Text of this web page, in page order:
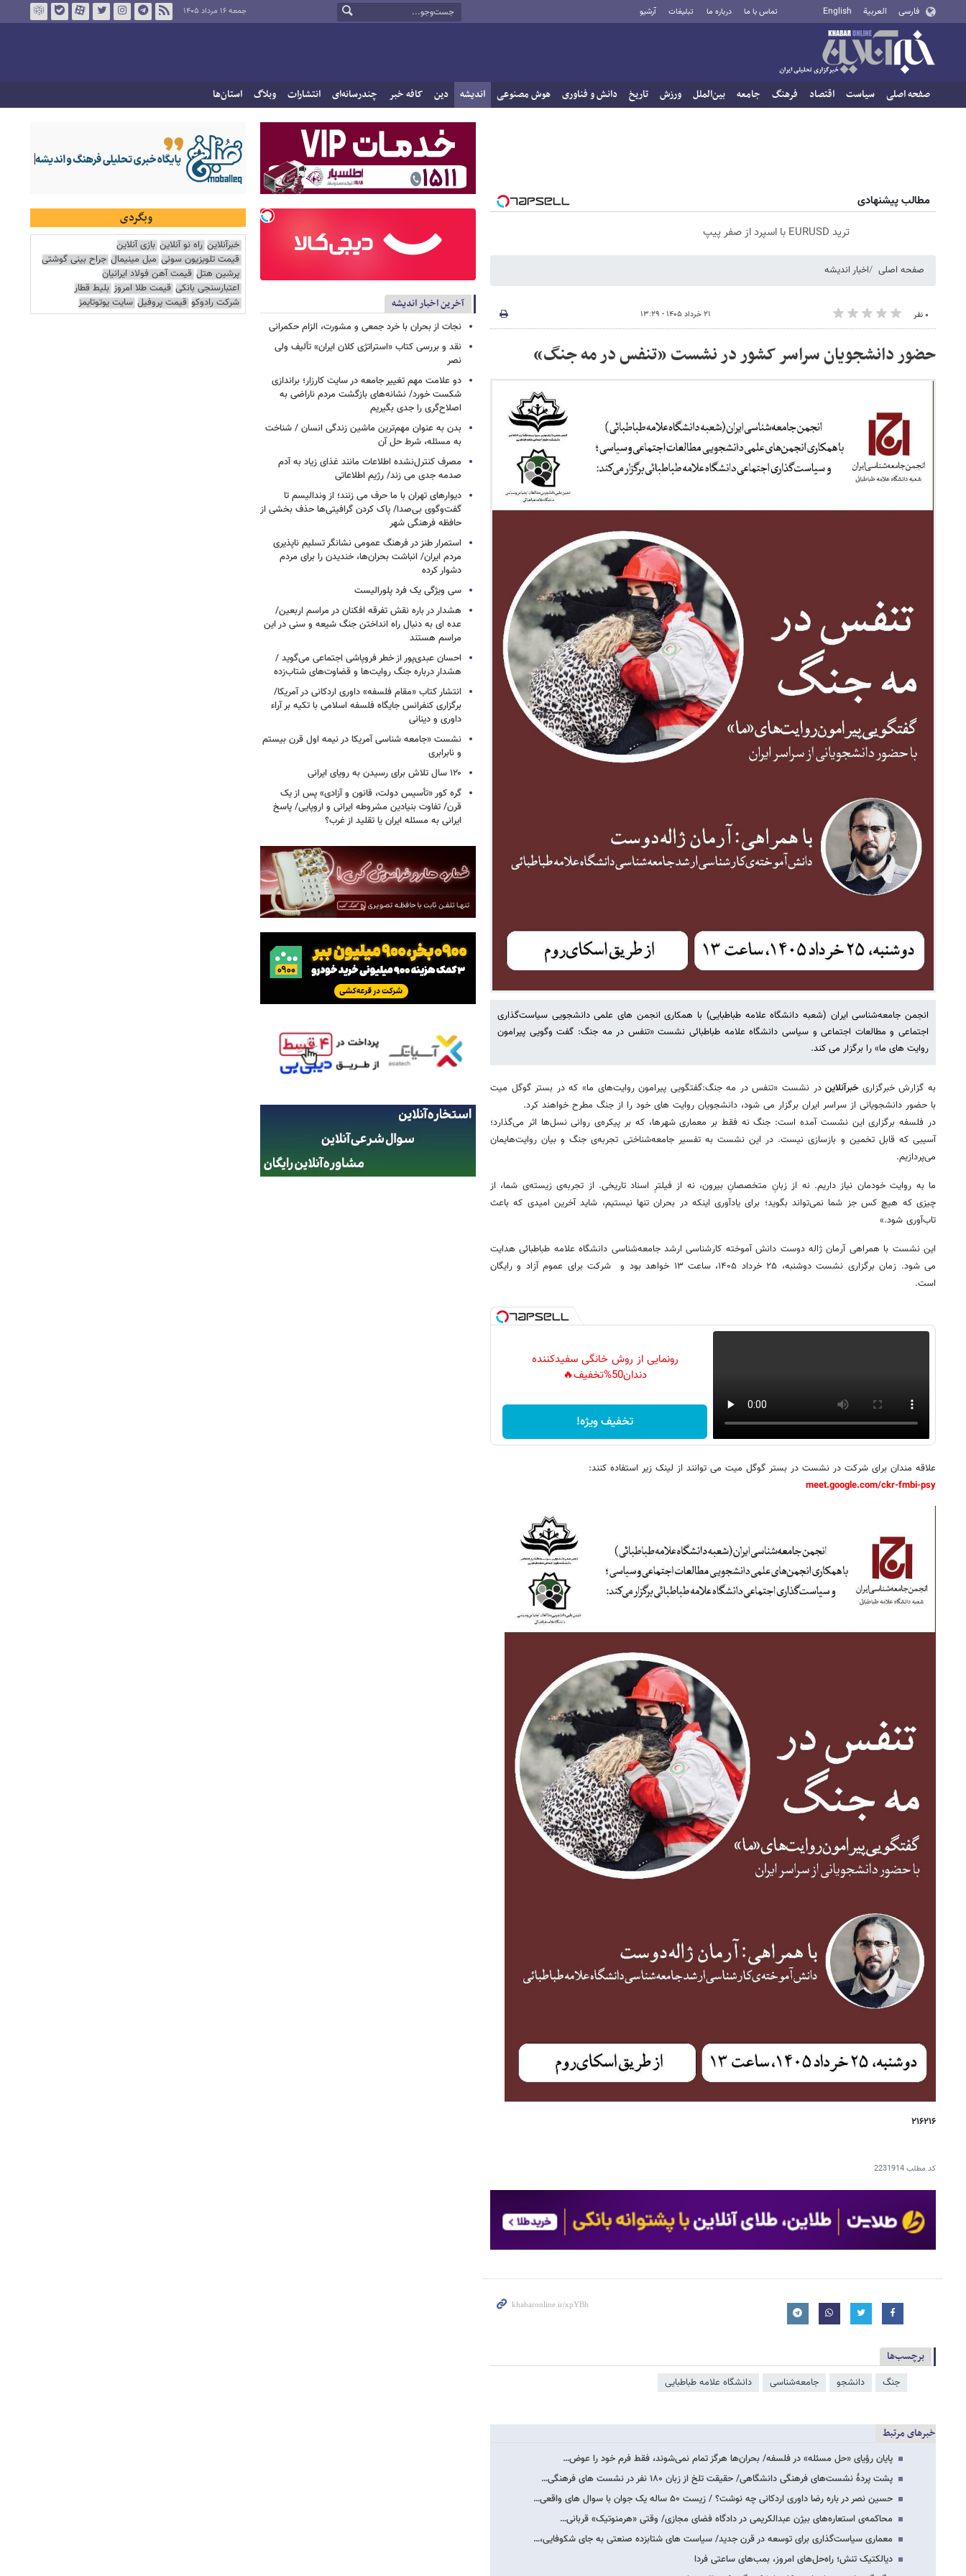
فارسی العربية English تماس با ما درباره ما تبلیغات آرشیو جمعه ۱۶ مرداد ۱۴۰۵
صفحه اصلی سیاست اقتصاد فرهنگ جامعه بین‌الملل ورزش تاریخ دانش و فناوری هوش مصنوعی اندیشه دین کافه خبر چندرسانه‌ای انتشارات وبلاگ استان‌ها
مطالب پیشنهادی
ترید EURUSD با اسپرد از صفر پیپ
صفحه اصلی اخبار اندیشه
۰ نفر ۲۱ خرداد ۱۴۰۵ - ۱۳:۲۹
حضور دانشجویان سراسر کشور در نشست «تنفس در مه جنگ»
انجمن جامعه‌شناسی ایران (شعبه دانشگاه علامه طباطبایی) با همکاری انجمن های علمی دانشجویی سیاست‌گذاری
اجتماعی و مطالعات اجتماعی و سیاسی دانشگاه علامه طباطبائی نشست «تنفس در مه جنگ: گفت وگویی پیرامون
روایت های ما» را برگزار می کند.
به گزارش خبرگزاریخبرآنلایندر نشست «تنفس در مه جنگ:گفتگویی پیرامون روایت‌های ما» که در بستر گوگل میت
با حضور دانشجویانی از سراسر ایران برگزار می شود، دانشجویان روایت های خود را از جنگ مطرح خواهند کرد.
در فلسفه برگزاری این نشست آمده است: جنگ نه فقط بر معماری شهرها، که بر پیکره‌ی روانی نسل‌ها اثر می‌گذارد؛
آسیبی که قابل تخمین و بازسازی نیست. در این نشست به تفسیر جامعه‌شناختی تجربه‌ی جنگ و بیان روایت‌هایمان
می‌پردازیم.
ما به روایت خودمان نیاز داریم. نه از زبانِ متخصصانِ بیرون، نه از فیلترِ اسناد تاریخی. از تجربه‌ی زیسته‌ی شما، از
چیزی که هیچ کس جز شما نمی‌تواند بگوید؛ برای یادآوری اینکه در بحران تنها نیستیم، شاید آخرین امیدی که باعث
تاب‌آوری شود.»
این نشست با همراهی آرمان ژاله دوست دانش آموخته کارشناسی ارشد جامعه‌شناسی دانشگاه علامه طباطبائی هدایت
می شود. زمان برگزاری نشست دوشنبه، ۲۵ خرداد ۱۴۰۵، ساعت ۱۳ خواهد بود و شرکت برای عموم آزاد و رایگان
است.
رونمایی از روش خانگی سفیدکننده
دندان50%تخفیف🔥
تخفیف ویژه!
علاقه مندان برای شرکت در نشست در بستر گوگل میت می توانند از لینک زیر استفاده کنند:
meet.google.com/ckr-fmbi-psy
۲۱۶۲۱۶
کد مطلب2231914
برچسب‌ها
جنگ دانشجو جامعه‌شناسی دانشگاه علامه طباطبایی
خبرهای مرتبط
پایان رؤیای «حل مسئله» در فلسفه/ بحران‌ها هرگز تمام نمی‌شوند، فقط فرم خود را عوض…
پشت پردهٔ نشست‌های فرهنگی دانشگاهی/ حقیقت تلخ از زبان ۱۸۰ نفر در نشست های فرهنگی…
حسین نصر در باره رضا داوری اردکانی چه نوشت؟ / زیست ۵۰ ساله یک جوان با سوال های واقعی…
محاکمه‌ی استعاره‌های بیژن عبدالکریمی در دادگاه فضای مجازی/ وقتی «هرمنوتیک» قربانی…
معماری سیاست‌گذاری برای توسعه در قرن جدید/ سیاست های شتابزده صنعتی به جای شکوفایی،…
دیالکتیک تنش؛ راه‌حل‌های امروز، بمب‌های ساعتی فردا
آخرین اخبار اندیشه
نجات از بحران با خرد جمعی و مشورت، الزام حکمرانی
نقد و بررسی کتاب «استراتژی کلان ایران» تألیف ولی
نصر
دو علامت مهم تغییر جامعه در سایت کارزار؛ براندازی
شکست خورد/ نشانه‌های بازگشت مردم ناراضی به
اصلاح‌گری را جدی بگیریم
بدن به عنوان مهم‌ترین ماشین زندگی انسان / شناخت
به مسئله، شرط حل آن
مصرف کنترل‌نشده اطلاعات مانند غذای زیاد به آدم
صدمه جدی می زند/ رژیم اطلاعاتی
دیوارهای تهران با ما حرف می زنند؛ از وندالیسم تا
گفت‌وگوی بی‌صدا/ پاک کردن گرافیتی‌ها حذف بخشی از
حافظه فرهنگی شهر
استمرار طنز در فرهنگ عمومی نشانگر تسلیم ناپذیری
مردم ایران/ انباشت بحران‌ها، خندیدن را برای مردم
دشوار کرده
سی ویژگی یک فرد پلورالیست
هشدار در باره نقش تفرقه افکنان در مراسم اربعین/
عده ای به دنبال راه انداختن جنگ شیعه و سنی در این
مراسم هستند
احسان عبدی‌پور از خطر فروپاشی اجتماعی می‌گوید /
هشدار درباره جنگ روایت‌ها و قضاوت‌های شتاب‌زده
انتشار کتاب «مقام فلسفه» داوری اردکانی در آمریکا/
برگزاری کنفرانس جایگاه فلسفه اسلامی با تکیه بر آراء
داوری و دینانی
نشست «جامعه شناسی آمریکا در نیمه اول قرن بیستم
و نابرابری
۱۲۰ سال تلاش برای رسیدن به رویای ایرانی
گره کور «تأسیس دولت، قانون و آزادی» پس از یک
قرن/ تفاوت بنیادین مشروطه ایرانی و اروپایی/ پاسخ
ایرانی به مسئله ایران یا تقلید از غرب؟
وبگردی
خبرآنلاین راه نو آنلاین بازی آنلاین
قیمت تلویزیون سونی مبل مینیمال جراح بینی گوشتی
پرشین هتل قیمت آهن فولاد ایرانیان
اعتبارسنجی بانکی قیمت طلا امروز بلیط قطار
شرکت رادوکو قیمت پروفیل سایت یوتوتایمز